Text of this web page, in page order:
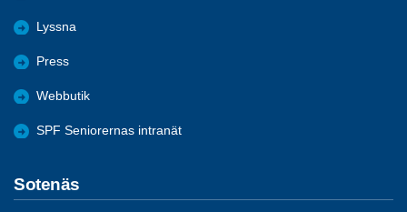
Lyssna
Press
Webbutik
SPF Seniorernas intranät
Sotenäs